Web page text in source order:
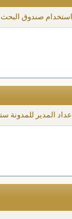
صندوق
المدير للمدونة